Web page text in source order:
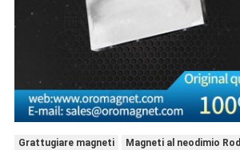
Grattugiare magneti
Magneti al neodimio Rod